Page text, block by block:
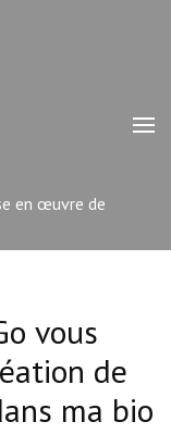
en œuvre de
vous
de
ma bio